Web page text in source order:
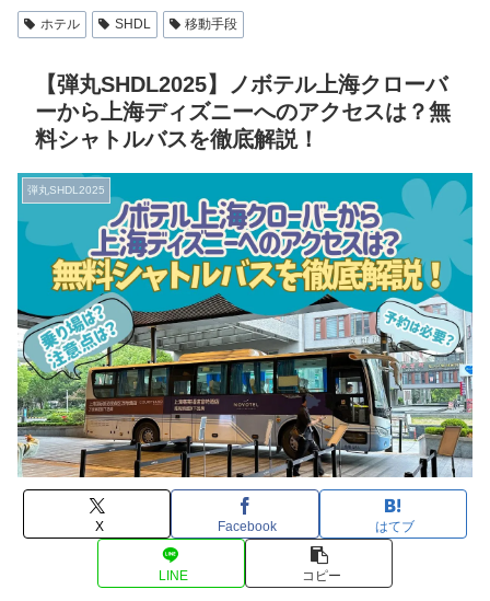
ホテル SHDL 移動手段
【弾丸SHDL2025】ノボテル上海クローバ
ーから上海ディズニーへのアクセスは？無
料シャトルバスを徹底解説！
弾丸SHDL2025
X Facebook はてブ
LINE コピー